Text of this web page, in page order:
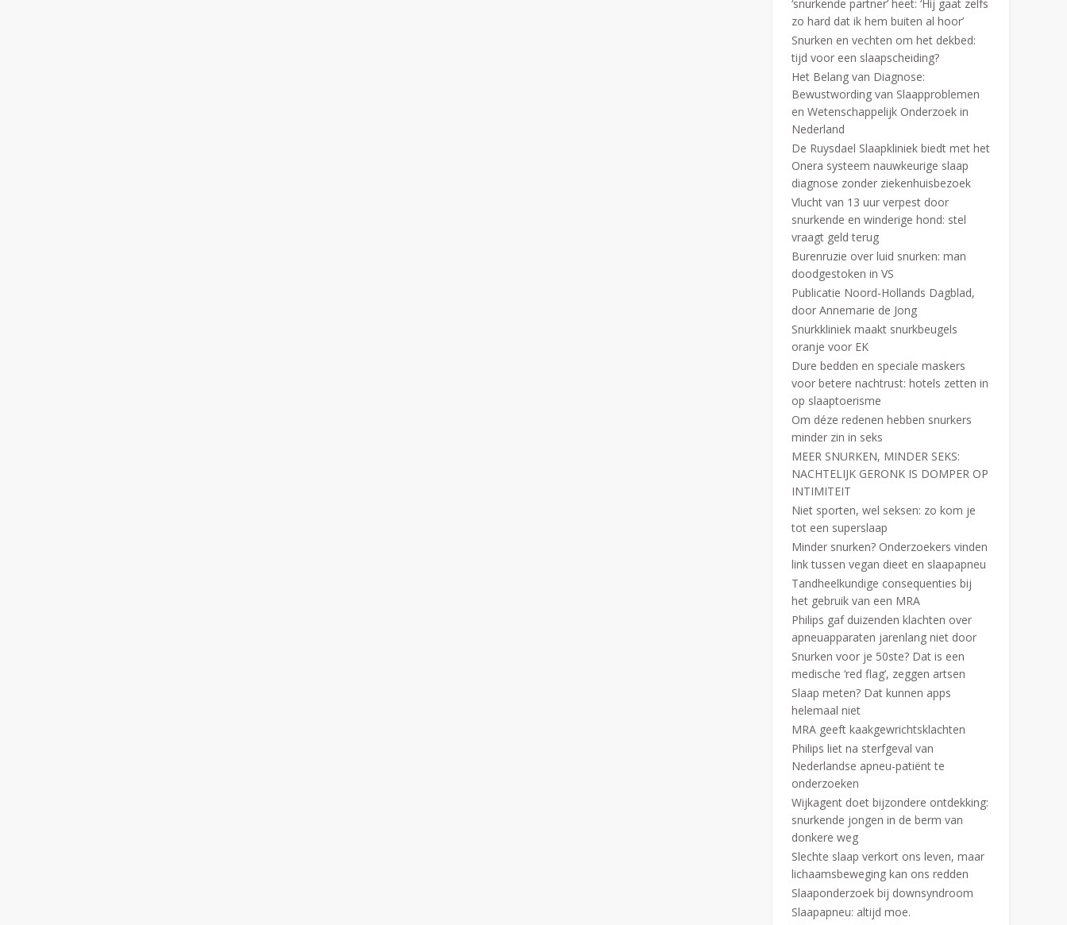
‘snurkende partner’ heet: ‘Hij gaat zelfs
zo hard dat ik hem buiten al hoor’
Snurken en vechten om het dekbed:
tijd voor een slaapscheiding?
Het Belang van Diagnose:
Bewustwording van Slaapproblemen
en Wetenschappelijk Onderzoek in
Nederland
De Ruysdael Slaapkliniek biedt met het
Onera systeem nauwkeurige slaap
diagnose zonder ziekenhuisbezoek
Vlucht van 13 uur verpest door
snurkende en winderige hond: stel
vraagt geld terug
Burenruzie over luid snurken: man
doodgestoken in VS
Publicatie Noord-Hollands Dagblad,
door Annemarie de Jong
Snurkkliniek maakt snurkbeugels
oranje voor EK
Dure bedden en speciale maskers
voor betere nachtrust: hotels zetten in
op slaaptoerisme
Om déze redenen hebben snurkers
minder zin in seks
MEER SNURKEN, MINDER SEKS:
NACHTELIJK GERONK IS DOMPER OP
INTIMITEIT
Niet sporten, wel seksen: zo kom je
tot een superslaap
Minder snurken? Onderzoekers vinden
link tussen vegan dieet en slaapapneu
Tandheelkundige consequenties bij
het gebruik van een MRA
Philips gaf duizenden klachten over
apneuapparaten jarenlang niet door
Snurken voor je 50ste? Dat is een
medische ‘red flag’, zeggen artsen
Slaap meten? Dat kunnen apps
helemaal niet
MRA geeft kaakgewrichtsklachten
Philips liet na sterfgeval van
Nederlandse apneu-patiënt te
onderzoeken
Wijkagent doet bijzondere ontdekking:
snurkende jongen in de berm van
donkere weg
Slechte slaap verkort ons leven, maar
lichaamsbeweging kan ons redden
Slaaponderzoek bij downsyndroom
Slaapapneu: altijd moe.